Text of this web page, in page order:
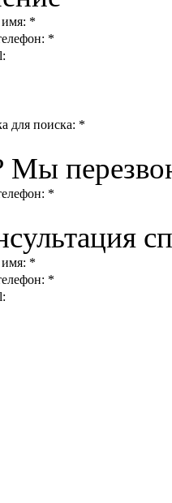
*
*
для поиска: *
Мы
*
*
*